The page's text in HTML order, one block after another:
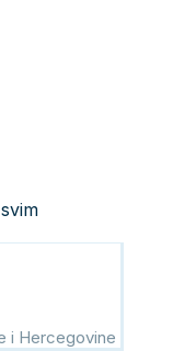
i Hercegovine